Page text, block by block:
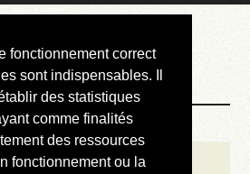
fonctionnement correct
sont indispensables. Il
des statistiques
comme finalités
des ressources
fonctionnement ou la
»